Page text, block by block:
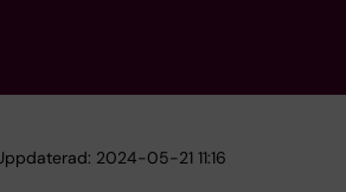
2024-05-21 11:16